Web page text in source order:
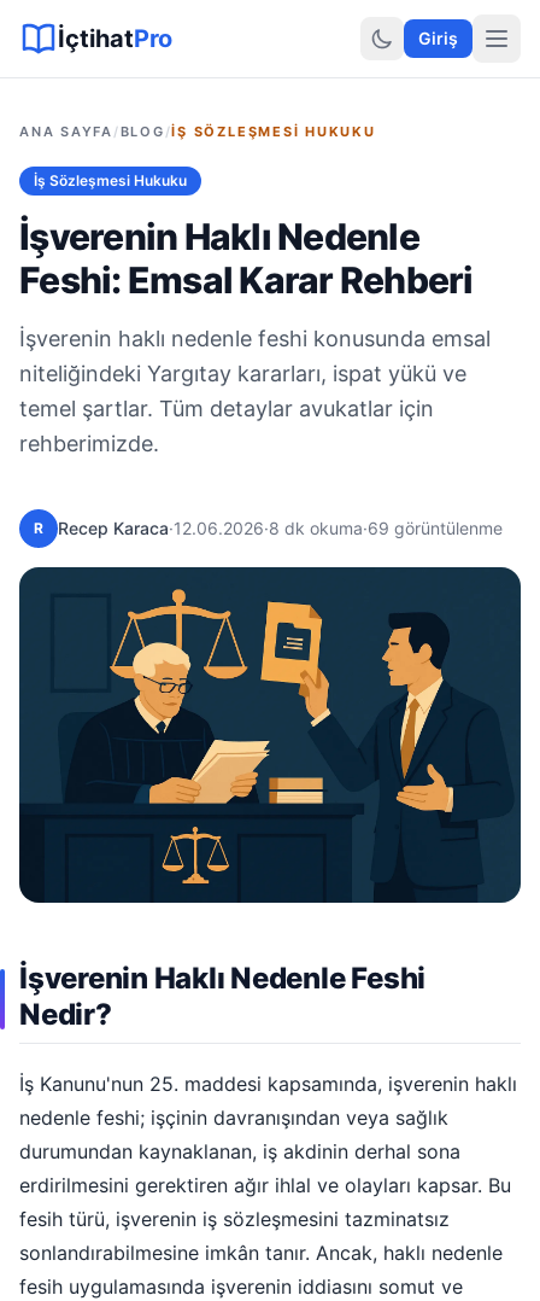
Hukuki Araçlar
İçtihatPro Giriş
ANA SAYFA /BLOG /İŞ SÖZLEŞMESI HUKUKU
İş Sözleşmesi Hukuku
İşverenin Haklı Nedenle
Feshi: Emsal Karar Rehberi
İşverenin haklı nedenle feshi konusunda emsal
niteliğindeki Yargıtay kararları, ispat yükü ve
temel şartlar. Tüm detaylar avukatlar için
rehberimizde.
R Recep Karaca·12.06.2026·8 dk okuma·69 görüntülenme
İşverenin Haklı Nedenle Feshi
Nedir?
İş Kanunu'nun 25. maddesi kapsamında, işverenin haklı
nedenle feshi; işçinin davranışından veya sağlık
durumundan kaynaklanan, iş akdinin derhal sona
erdirilmesini gerektiren ağır ihlal ve olayları kapsar. Bu
fesih türü, işverenin iş sözleşmesini tazminatsız
sonlandırabilmesine imkân tanır. Ancak, haklı nedenle
fesih uygulamasında işverenin iddiasını somut ve